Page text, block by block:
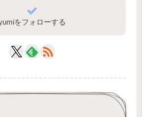
をフォローする